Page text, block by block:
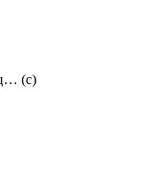
(с)